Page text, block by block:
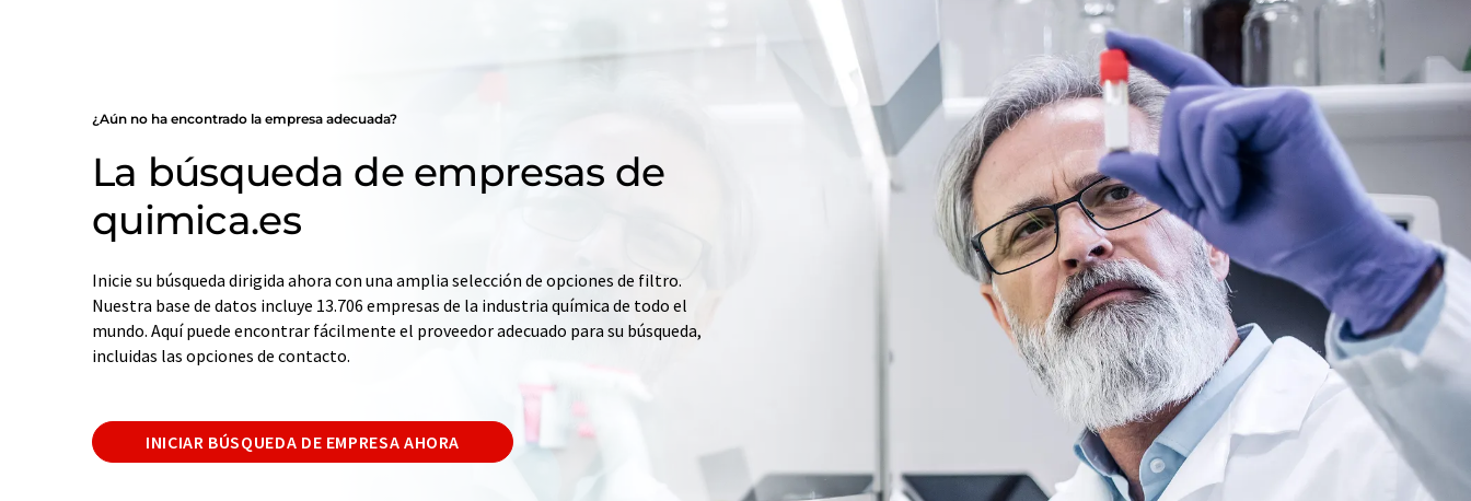
¿Aún no ha encontrado la empresa adecuada?
La búsqueda de empresas de
quimica.es
Inicie su búsqueda dirigida ahora con una amplia selección de opciones de filtro.
Nuestra base de datos incluye 13.706 empresas de la industria química de todo el
mundo. Aquí puede encontrar fácilmente el proveedor adecuado para su búsqueda,
incluidas las opciones de contacto.
INICIAR BÚSQUEDA DE EMPRESA AHORA